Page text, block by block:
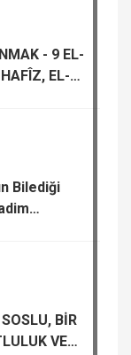
- 9 EL-
EL-
Bilediği
BİR
VE